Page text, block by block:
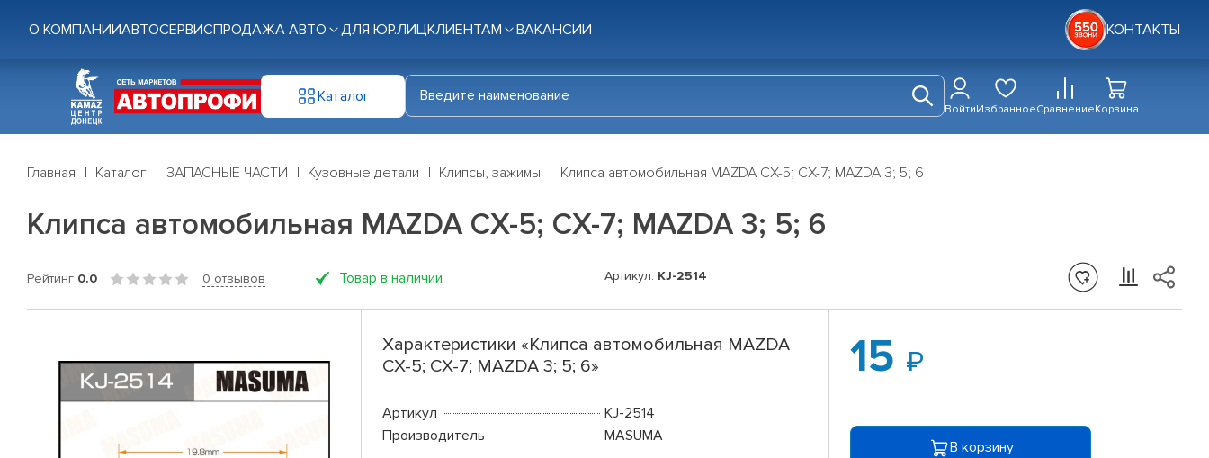
О КОМПАНИИАВТОСЕРВИСПРОДАЖА АВТО ДЛЯ ЮР.ЛИЦКЛИЕНТАМ ВАКАНСИИ КОНТАКТЫ
Каталог
ВойтиИзбранноеСравнениеКорзина
Главная Каталог ЗАПАСНЫЕ ЧАСТИ Кузовные детали Клипсы, зажимы Клипса автомобильная MAZDA CX-5; CX-7; MAZDA 3; 5; 6
Клипса автомобильная MAZDA CX-5; CX-7; MAZDA 3; 5; 6
Рейтинг 0.0 0 отзывов Товар в наличии Артикул: KJ-2514
Характеристики «Клипса автомобильная MAZDA
CX-5; CX-7; MAZDA 3; 5; 6»
Артикул
KJ-2514
Производитель
MASUMA
15
В корзину